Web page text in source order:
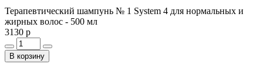
Терапевтический шампунь № 1 System 4 для нормальных и
жирных волос - 500 мл
3130 р
В корзину